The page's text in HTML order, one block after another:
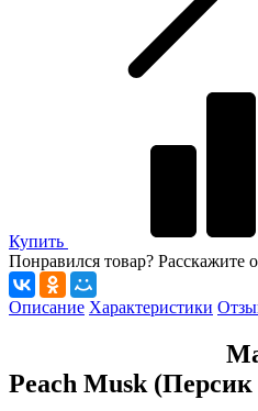
Купить
Понравился товар? Расскажите
Описание Характеристики
Peach Musk